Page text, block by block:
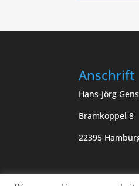
Anschrift
Hans-Jörg
Bramkoppel 8
22395